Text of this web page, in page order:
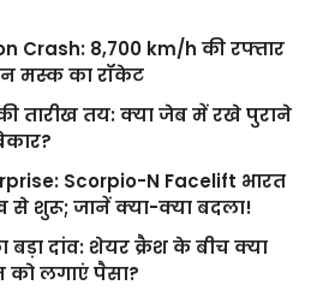
Crash: 8,700 km/h की रफ्तार
मस्क का रॉकेट
तारीख तय: क्या जेब में रखे पुराने
Scorpio-N Facelift भारत
से शुरू; जानें क्या-क्या बदला!
बड़ा दांव: शेयर क्रैश के बीच क्या
लगाएं पैसा?